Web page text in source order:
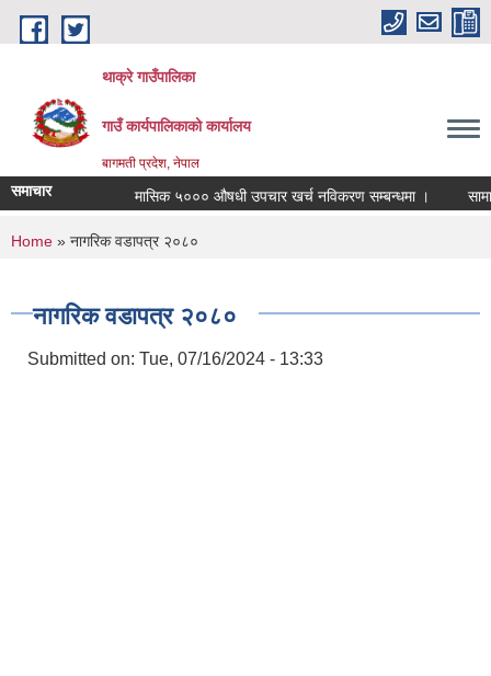
Skip to main content
थाक्रे गाउँपालिका
गाउँ कार्यपालिकाको कार्यालय
बागमती प्रदेश, नेपाल
समाचार मासिक ५००० औषधी उपचार खर्च नविकरण सम्बन्धमा ।
You are here
Home » नागरिक वडापत्र २०८०
नागरिक वडापत्र २०८०
Submitted on: Tue, 07/16/2024 - 13:33